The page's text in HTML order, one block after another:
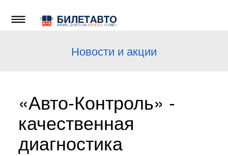
Новости и акции
«Авто-Контроль» -
качественная
диагностика